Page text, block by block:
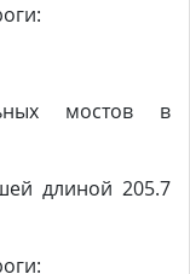
мостов в
длиной 205.7